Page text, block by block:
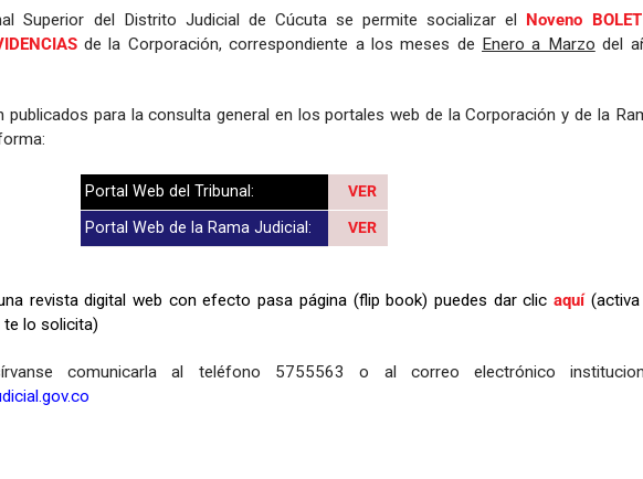
Superior del Distrito Judicial de Cúcuta se permite socializar el Noveno
de la Corporación, correspondiente a los meses de Enero a Marzo del
para la consulta general en los portales web de la Corporación y de la
Portal Web del Tribunal:
VER
Portal Web de la Rama Judicial:
VER
revista digital web con efecto pasa página (flip book) puedes dar clicaquí(activa
te lo solicita)
comunicarla al teléfono 5755563 o al correo electrónico